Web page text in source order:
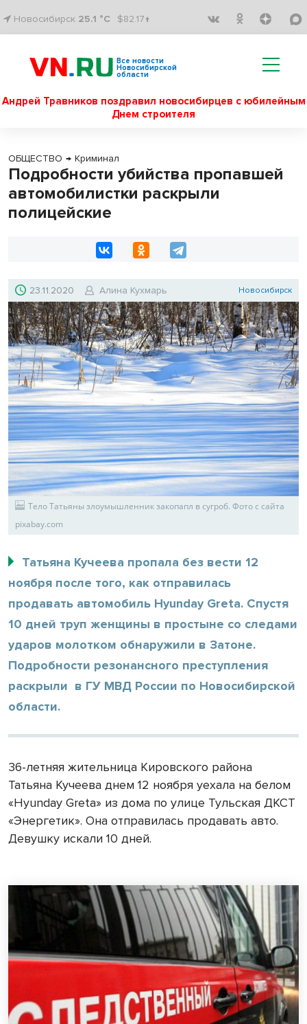
Новосибирск 25.1 °C $82.17↑
Все новости
Новосибирской
области
Андрей Травников поздравил новосибирцев с юбилейным
Днем строителя
ОБЩЕСТВО → Криминал
Подробности убийства пропавшей
автомобилистки раскрыли
полицейские
23.11.2020 Алина Кухмарь Новосибирск
Тело Татьяны злоумышленник закопапл в сугроб. Фото с сайта
pixabay.com
Татьяна Кучеева пропала без вести 12
ноября после того, как отправилась
продавать автомобиль Hyunday Greta. Спустя
10 дней труп женщины в простыне со следами
ударов молотком обнаружили в Затоне.
Подробности резонансного преступления
раскрыли в ГУ МВД России по Новосибирской
области.
36-летняя жительница Кировского района
Татьяна Кучеева днем 12 ноября уехала на белом
«Hyunday Greta» из дома по улице Тульская ДКСТ
«Энергетик». Она отправилась продавать авто.
Девушку искали 10 дней.